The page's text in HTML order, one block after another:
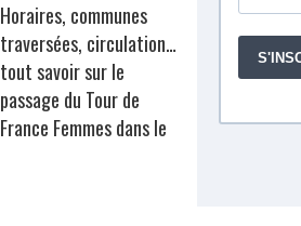
Horaires, communes
traversées, circulation…
tout savoir sur le
passage du Tour de
France Femmes dans le